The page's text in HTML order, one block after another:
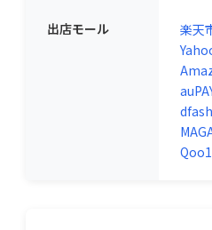
出店モール
楽天